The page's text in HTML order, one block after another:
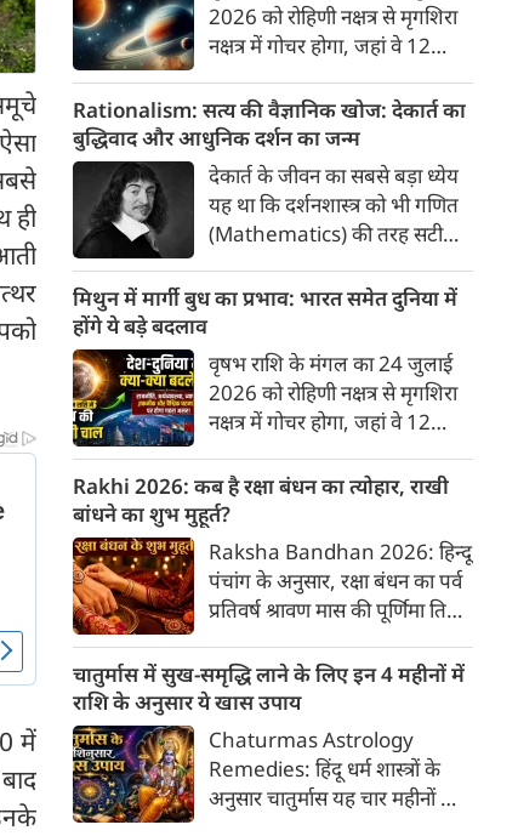
ही
में
2026 को रोहिणी नक्षत्र से मृगशिरा
नक्षत्र में गोचर होगा, जहां वे 12
परिवर्तन के चलते 3 राशि के लोगों
को 12 अगस्त तक रहना होगा
सावधान। चलिए जानते हैं कि किन
राशि 3 राशियों को रहना होगा
सावधान।
Rationalism: सत्य की वैज्ञानिक खोज: देकार्त का
बुद्धिवाद और आधुनिक दर्शन का जन्म
देकार्त के जीवन का सबसे बड़ा ध्येय
यह था कि दर्शनशास्त्र को भी गणित
(Mathematics) की तरह सटीक,
जाए। वे एक ऐसा सार्वभौमिक सत्य
खोजना चाहते थे, जिस पर कोई भी
प्रश्नचिह्न न लगा सके। इसी विचार ने
बुद्धिवाद (Rationalism) की नींव
रखी। आइए, देकार्त के इस अद्भुत
दार्शनिक चिंतन के 4 प्रमुख स्तंभों को
गहराई से समझते हैं।
मिथुन में मार्गी बुध का प्रभाव: भारत समेत दुनिया में
होंगे ये बड़े बदलाव
वृषभ राशि के मंगल का 24 जुलाई
2026 को रोहिणी नक्षत्र से मृगशिरा
नक्षत्र में गोचर होगा, जहां वे 12
में एक बड़ा हलचल भरा मोड़ आ चुका
है- बुध ग्रह अपनी ही प्रिय राशि मिथुन
में सीधे (मार्गी) चलने लगे हैं। अब जब
बुद्धि और संवाद का कारक ग्रह सीधी
चाल चलेगा, तो जाहिर है आपकी
सोच, बातचीत और फैसलों की रफ्तार
भी बदल जाएगी।
Rakhi 2026: कब है रक्षा बंधन का त्योहार, राखी
बांधने का शुभ मुहूर्त?
Raksha Bandhan 2026: हिन्दू
पंचांग के अनुसार, रक्षा बंधन का पर्व
प्रतिवर्ष श्रावण मास की पूर्णिमा तिथि
में इसे मिठास और खुशियों का उत्सव
माना गया है। यह भाई-बहन के प्रेम
का पावन पर्व है। यहां जानें रक्षा बंधन
2026 कब है? जानें रक्षा बंधन
2026 की तारीख...
चातुर्मास में सुख-समृद्धि लाने के लिए इन 4 महीनों में
राशि के अनुसार ये खास उपाय
Chaturmas Astrology
Remedies: हिंदू धर्म शास्त्रों के
अनुसार चातुर्मास यह चार महीनों का